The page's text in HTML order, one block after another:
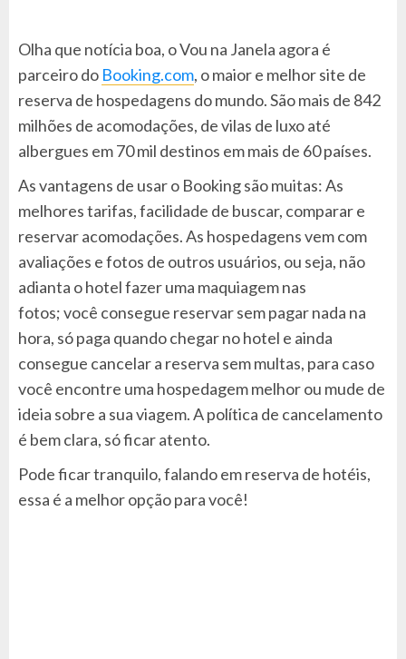
Olha que notícia boa, o Vou na Janela agora é
parceiro do Booking.com, o maior e melhor site de
reserva de hospedagens do mundo. São mais de 842
milhões de acomodações, de vilas de luxo até
albergues em 70 mil destinos em mais de 60 países.
As vantagens de usar o Booking são muitas: As
melhores tarifas, facilidade de buscar, comparar e
reservar acomodações. As hospedagens vem com
avaliações e fotos de outros usuários, ou seja, não
adianta o hotel fazer uma maquiagem nas
fotos; você consegue reservar sem pagar nada na
hora, só paga quando chegar no hotel e ainda
consegue cancelar a reserva sem multas, para caso
você encontre uma hospedagem melhor ou mude de
ideia sobre a sua viagem. A política de cancelamento
é bem clara, só ficar atento.
Pode ficar tranquilo, falando em reserva de hotéis,
essa é a melhor opção para você!